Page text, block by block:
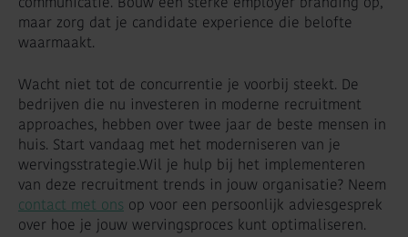
maar zorg dat je candidate experience die belofte
waarmaakt.
Wacht niet tot de concurrentie je voorbij steekt. De
bedrijven die nu investeren in moderne recruitment
approaches, hebben over twee jaar de beste mensen in
huis. Start vandaag met het moderniseren van je
wervingsstrategie.Wil je hulp bij het implementeren
van deze recruitment trends in jouw organisatie? Neem
contact met ons op voor een persoonlijk adviesgesprek
over hoe je jouw wervingsproces kunt optimaliseren.